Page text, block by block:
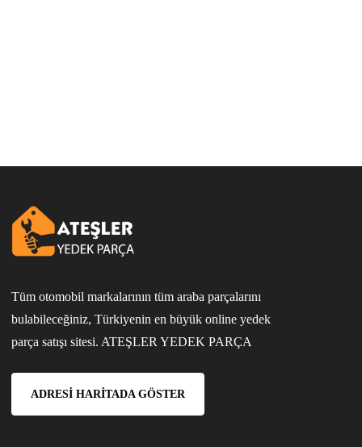
Tüm otomobil markalarının tüm araba parçalarını
bulabileceğiniz, Türkiyenin en büyük online yedek
parça satışı sitesi. ATEŞLER YEDEK PARÇA
ADRESI HARITADA GÖSTER